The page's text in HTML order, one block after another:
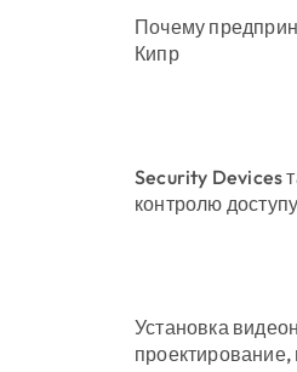
Почему
Кипр
Security Devices
контролю доступу
Установка